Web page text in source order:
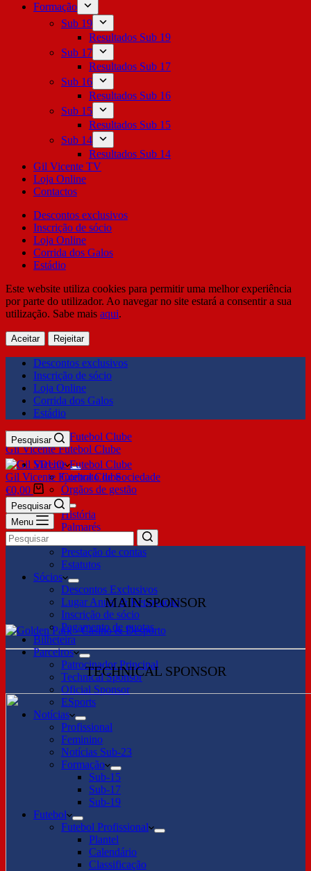
Formação
Sub 19
Resultados Sub 19
Sub 17
Resultados Sub 17
Sub 16
Resultados Sub 16
Sub 15
Resultados Sub 15
Sub 14
Resultados Sub 14
Gil Vicente TV
Loja Online
Contactos
Descontos exclusivos
Inscrição de sócio
Loja Online
Corrida dos Galos
Estádio
Este website utiliza cookies para permitir uma melhor experiência
por parte do utilizador. Ao navegar no site estará a consentir a sua
utilização. Sabe mais aqui.
Aceitar Rejeitar
Descontos exclusivos
Inscrição de sócio
Loja Online
Corrida dos Galos
Estádio
Gil Vicente Futebol Clube
Pesquisar
SDUQ
Contrato de Sociedade
Órgãos de gestão
Clube
História
Palmarés
Prestação de contas
Estatutos
Sócios
Descontos Exclusivos
Lugar Anual & Renovação
Inscrição de sócio
Pagamento de quotas
Bilheteira
Parceiros
Patrocinador Principal
Technical Sponsor
Oficial Sponsor
ESports
Notícias
Profissional
Feminino
Notícias Sub-23
Formação
Sub-15
Sub-17
Sub-19
Futebol
Futebol Profissional
Plantel
Calendário
Classificação
Gil Vicente Futebol Clube
€0,00
Pesquisar
Menu
MAIN SPONSOR
TECHNICAL SPONSOR